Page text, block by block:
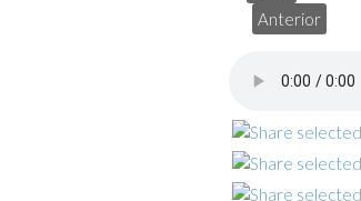
Anterior